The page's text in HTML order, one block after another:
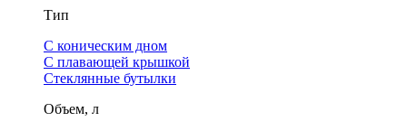
Тип
С коническим дном
С плавающей крышкой
Стеклянные бутылки
Объем, л